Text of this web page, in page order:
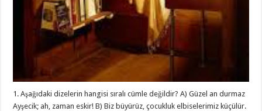
1. Aşağıdaki dizelerin hangisi sıralı cümle değildir? A) Güzel an durmaz
Ayşecik; ah, zaman eskir! B) Biz büyürüz, çocukluk elbiselerimiz küçülür.